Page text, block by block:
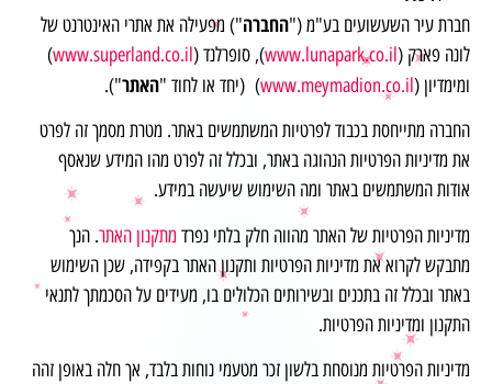
חברת עיר השעשועים בע"מ ("החברה") מפעילה את אתרי האינטרנט של
לונה פארק (www.lunapark.co.il), סופרלנד (www.superland.co.il
)
ומימדיון (www.meymadion.co.il) (יחד או לחוד "האתר").
החברה מתייחסת בכבוד לפרטיות המשתמשים באתר. מטרת מסמך זה לפרט
את מדיניות הפרטיות הנהוגה באתר, ובכלל זה לפרט מהו המידע שנאסף
אודות המשתמשים באתר ומה השימוש שיעשה במידע.
מדיניות הפרטיות של האתר מהווה חלק בלתי נפרד מתקנון האתר. הנך
מתבקש לקרוא את מדיניות הפרטיות ותקנון האתר בקפידה, שכן השימוש
באתר ובכלל זה בתכנים ובשירותים הכלולים בו, מעידים על הסכמתך לתנאי
התקנון ומדיניות הפרטיות.
מדיניות הפרטיות מנוסחת בלשון זכר מטעמי נוחות בלבד, אך חלה באופן זהה